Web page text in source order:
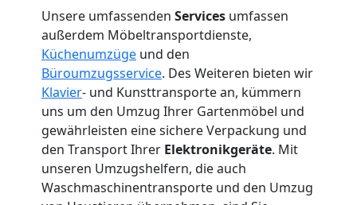
Unsere umfassenden Services umfassen
außerdem Möbeltransportdienste,
Küchenumzüge und den
Büroumzugsservice. Des Weiteren bieten wir
Klavier- und Kunsttransporte an, kümmern
uns um den Umzug Ihrer Gartenmöbel und
gewährleisten eine sichere Verpackung und
den Transport Ihrer Elektronikgeräte. Mit
unseren Umzugshelfern, die auch
Waschmaschinentransporte und den Umzug
Wolfsberg
Umzug
Wolfsberg